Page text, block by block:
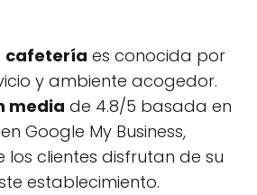
cafetería es conocida por
y ambiente acogedor.
media de 4.8/5 basada en
Google My Business,
clientes disfrutan de su
establecimiento.